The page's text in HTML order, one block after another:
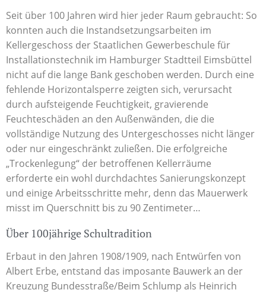
Seit über 100 Jahren wird hier jeder Raum gebraucht: So
konnten auch die Instandsetzungsarbeiten im
Kellergeschoss der Staatlichen Gewerbeschule für
Installationstechnik im Hamburger Stadtteil Eimsbüttel
nicht auf die lange Bank geschoben werden. Durch eine
fehlende Horizontalsperre zeigten sich, verursacht
durch aufsteigende Feuchtigkeit, gravierende
Feuchteschäden an den Außenwänden, die die
vollständige Nutzung des Untergeschosses nicht länger
oder nur eingeschränkt zuließen. Die erfolgreiche
„Trockenlegung“ der betroffenen Kellerräume
erforderte ein wohl durchdachtes Sanierungskonzept
und einige Arbeitsschritte mehr, denn das Mauerwerk
misst im Querschnitt bis zu 90 Zentimeter…
Über 100jährige Schultradition
Erbaut in den Jahren 1908/1909, nach Entwürfen von
Albert Erbe, entstand das imposante Bauwerk an der
Kreuzung Bundesstraße/Beim Schlump als Heinrich